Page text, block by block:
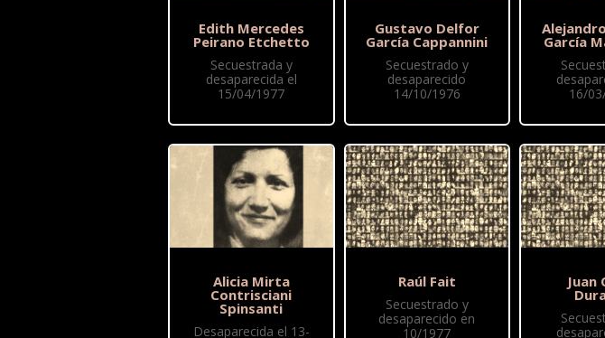
Edith Mercedes
Peirano Etchetto
Secuestrada y
desaparecida el
15/04/1977
Alicia Mirta
Contrisciani
Spinsanti
Desaparecida el 13-
Gustavo Delfor
García Cappannini
Secuestrado y
desaparecido
14/10/1976
Raúl Fait
Secuestrado y
desaparecido en
10/1977
García
16/
Juan